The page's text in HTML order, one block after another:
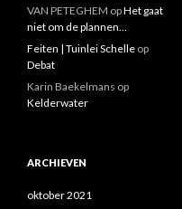
VAN PETEGHEM opHet gaat
niet om de plannen…
Feiten | Tuinlei Schelle op
Debat
Karin Baekelmans op
Kelderwater
ARCHIEVEN
oktober 2021